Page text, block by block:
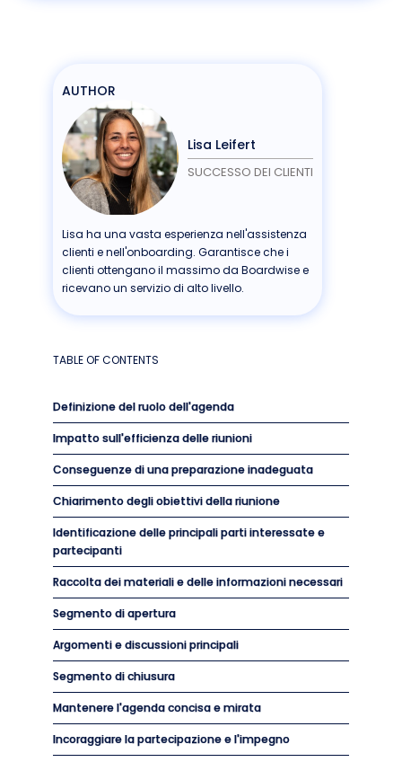
AUTHOR
Lisa Leifert
SUCCESSO DEI CLIENTI
Lisa ha una vasta esperienza nell'assistenza
clienti e nell'onboarding. Garantisce che i
clienti ottengano il massimo da Boardwise e
ricevano un servizio di alto livello.
TABLE OF CONTENTS
Definizione del ruolo dell'agenda
Impatto sull'efficienza delle riunioni
Conseguenze di una preparazione inadeguata
Chiarimento degli obiettivi della riunione
Identificazione delle principali parti interessate e
partecipanti
Raccolta dei materiali e delle informazioni necessari
Segmento di apertura
Argomenti e discussioni principali
Segmento di chiusura
Mantenere l'agenda concisa e mirata
Incoraggiare la partecipazione e l'impegno